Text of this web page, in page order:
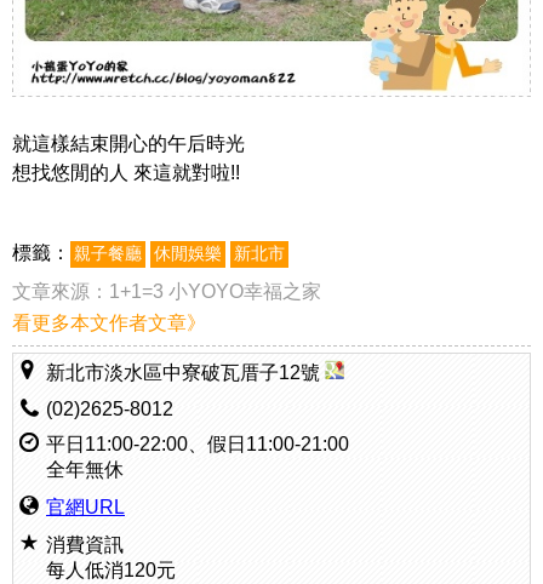
就這樣結束開心的午后時光
想找悠閒的人 來這就對啦!!
標籤： 親子餐廳 休閒娛樂 新北市
文章來源： 1+1=3 小YOYO幸福之家
看更多本文作者文章》
新北市淡水區中寮破瓦厝子12號
(02)2625-8012
平日11:00-22:00、假日11:00-21:00
全年無休
官網URL
消費資訊
每人低消120元